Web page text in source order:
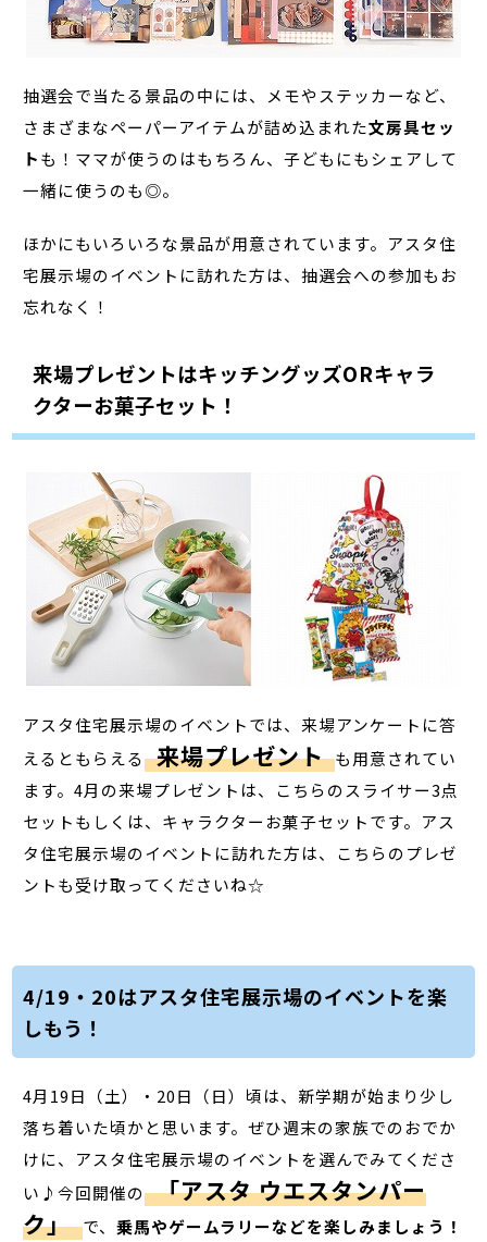
抽選会で当たる景品の中には、メモやステッカーなど、
さまざまなペーパーアイテムが詰め込まれた文房具セッ
トも！ママが使うのはもちろん、子どもにもシェアして
一緒に使うのも◎。
ほかにもいろいろな景品が用意されています。アスタ住
宅展示場のイベントに訪れた方は、抽選会への参加もお
忘れなく！
来場プレゼントはキッチングッズORキャラ
クターお菓子セット！
アスタ住宅展示場のイベントでは、来場アンケートに答
えるともらえる 来場プレゼント も用意されてい
ます。4月の来場プレゼントは、こちらのスライサー3点
セットもしくは、キャラクターお菓子セットです。アス
タ住宅展示場のイベントに訪れた方は、こちらのプレゼ
ントも受け取ってくださいね☆
4/19・20はアスタ住宅展示場のイベントを楽
しもう！
4月19日（土）・20日（日）頃は、新学期が始まり少し
落ち着いた頃かと思います。ぜひ週末の家族でのおでか
けに、アスタ住宅展示場のイベントを選んでみてくださ
い♪今回開催の 「アスタ ウエスタンパー
ク」 で、 乗馬やゲームラリーなどを楽しみましょう！